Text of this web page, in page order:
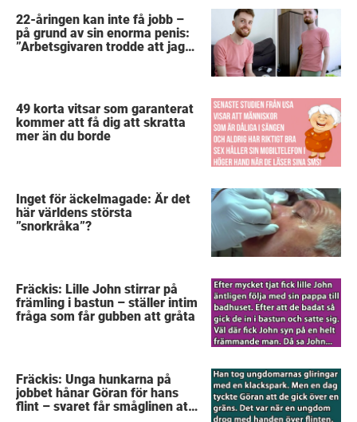
22-åringen kan inte få jobb –
på grund av sin enorma penis:
”Arbetsgivaren trodde att jag
49 korta vitsar som garanterat
kommer att få dig att skratta
mer än du borde
Inget för äckelmagade: Är det
här världens största
”snorkråka”?
Fräckis: Lille John stirrar på
främling i bastun – ställer intim
fråga som får gubben att gråta
Fräckis: Unga hunkarna på
jobbet hånar Göran för hans
flint – svaret får småglinen att